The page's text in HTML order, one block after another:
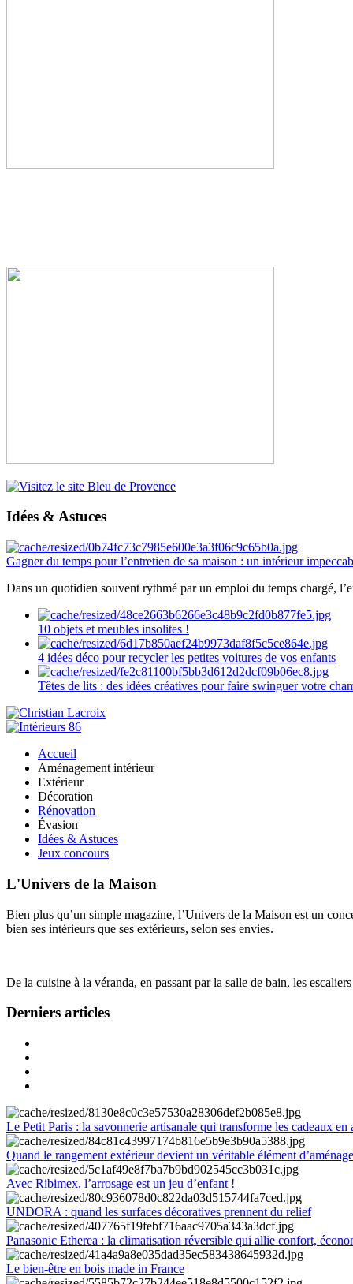
Idées & Astuces
Gagner du temps pour l’entretien de sa maison : un intérieur
Dans un quotidien souvent rythmé par un emploi du temps chargé,
10 objets et meubles insolites !
4 idées déco pour recycler les petites voitures de vos enfants
Têtes de lits : des idées créatives pour faire swinguer votre
Accueil
Aménagement intérieur
Extérieur
Décoration
Rénovation
Évasion
Idées & Astuces
Jeux concours
L'Univers de la Maison
Bien plus qu’un simple magazine, l’Univers de la Maison est un
bien ses intérieurs que ses extérieurs, selon ses envies.
De la cuisine à la véranda, en passant par la salle de bain, les
Derniers articles
Le Petit Paris : la savonnerie artisanale qui transforme les cadeaux en
Quand le rangement extérieur devient un véritable élément
Avec Ribimex, l’arrosage est un jeu d’enfant !
UNDORA : quand les surfaces décoratives prennent du relief
Panasonic Etherea : la climatisation réversible qui allie confort,
Le bien-être en bois made in France